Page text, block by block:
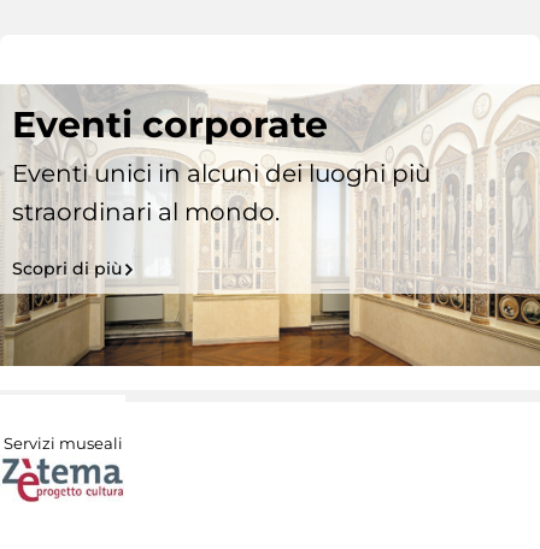
Eventi corporate
Eventi unici in alcuni dei luoghi più
straordinari al mondo.
Scopri di più
Servizi museali